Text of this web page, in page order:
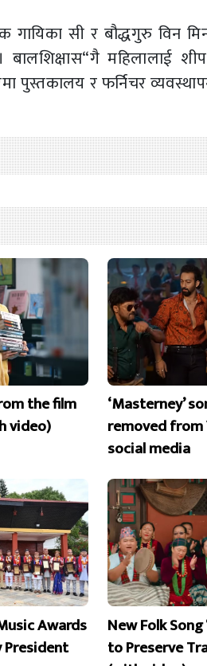
गायिका सी र बौद्धगुरु विन
बालशिक्षास“गै महिलालाई
पुस्तकालय र फर्निचर
the film
video)
‘Masterney’
removed from
social media
Awards
President
New Folk Song
to Preserve